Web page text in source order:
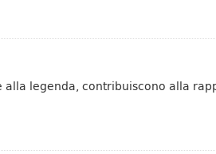
legenda, contribuiscono alla